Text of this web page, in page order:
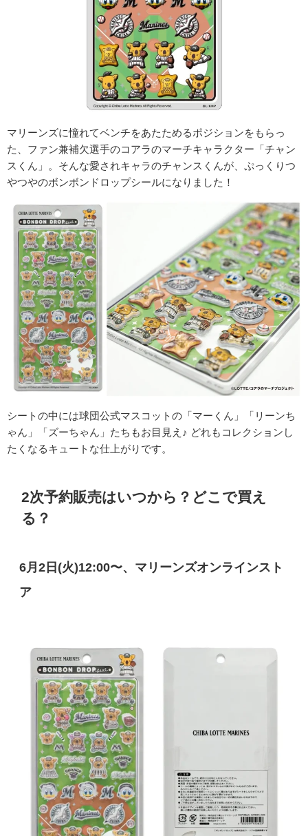
マリーンズに憧れてベンチをあたためるポジションをもらっ
た、ファン兼補欠選手のコアラのマーチキャラクター「チャン
スくん」。そんな愛されキャラのチャンスくんが、ぷっくりつ
やつやのボンボンドロップシールになりました！
シートの中には球団公式マスコットの「マーくん」「リーンち
ゃん」「ズーちゃん」たちもお目見え♪ どれもコレクションし
たくなるキュートな仕上がりです。
2次予約販売はいつから？どこで買え
る？
6月2日(火)12:00〜、マリーンズオンラインスト
ア